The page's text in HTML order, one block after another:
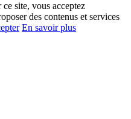
site, vous acceptez
des contenus et services
En savoir plus